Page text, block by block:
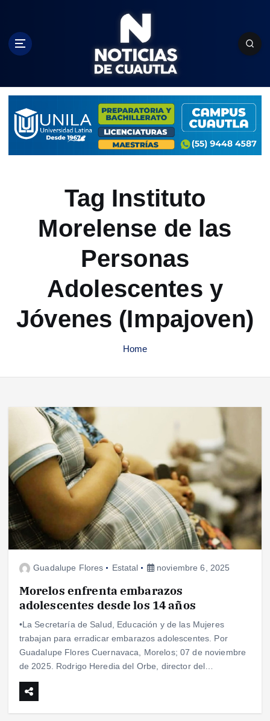
c
Tag Instituto
Morelense de las
Personas
Adolescentes y
Jóvenes (Impajoven)
Home
Guadalupe Flores Estatal noviembre 6, 2025
Morelos enfrenta embarazos
adolescentes desde los 14 años
•La Secretaría de Salud, Educación y de las Mujeres
trabajan para erradicar embarazos adolescentes. Por
Guadalupe Flores Cuernavaca, Morelos; 07 de noviembre
de 2025. Rodrigo Heredia del Orbe, director del…